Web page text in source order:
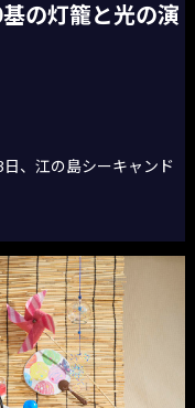
の灯籠と光の演
、江の島シーキャンド